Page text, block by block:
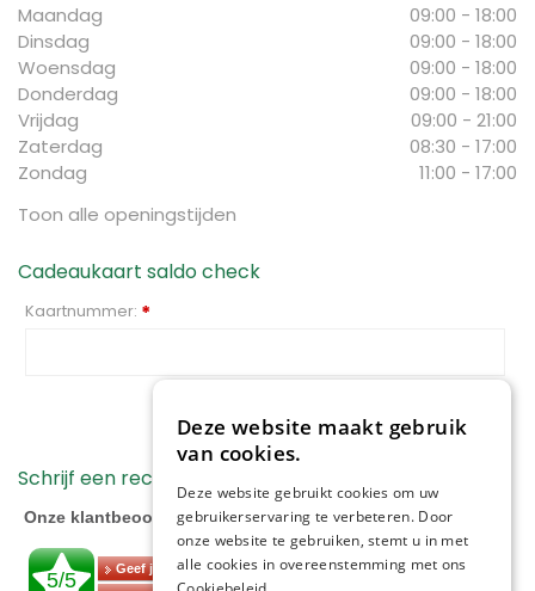
Maandag
09:00 - 18:00
Dinsdag
09:00 - 18:00
Woensdag
09:00 - 18:00
Donderdag
09:00 - 18:00
Vrijdag
09:00 - 21:00
Zaterdag
08:30 - 17:00
Zondag
11:00 - 17:00
Toon alle openingstijden
Cadeaukaart saldo check
Kaartnummer: *
Schrijf een recensie...
Deze website maakt gebruik
van cookies.
Deze website gebruikt cookies om uw
gebruikerservaring te verbeteren. Door
onze website te gebruiken, stemt u in met
alle cookies in overeenstemming met ons